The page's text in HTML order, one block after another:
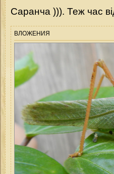
Саранча ))). Теж час
ВЛОЖЕНИЯ